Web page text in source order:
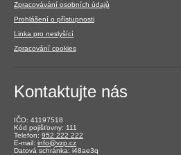
Zpracovávání osobních údajů
Prohlášení o přístupnosti
Linka pro neslyšící
Zpracování cookies
Kontaktujte nás
IČO: 41197518
Kód pojišťovny: 111
Telefon: 952 222 222
E-mail: info@vzp.cz
Datová schránka: i48ae3q